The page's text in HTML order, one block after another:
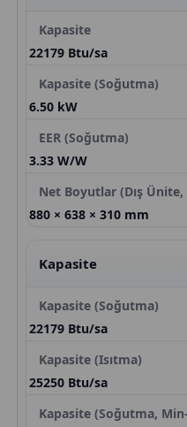
Kapasite
22179 Btu/sa
Kapasite (Soğutma)
6.50 kW
EER (Soğutma)
3.33 W/W
Net Boyutlar (Dış Ünite,
880 × 638 × 310 mm
Kapasite
Kapasite (Soğutma)
22179 Btu/sa
Kapasite (Isıtma)
25250 Btu/sa
Kapasite (Soğutma,